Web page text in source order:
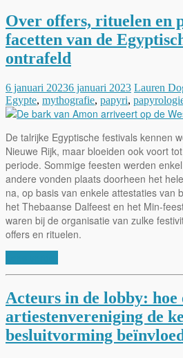
Over offers, rituelen en
facetten van de
ontrafeld
6 januari 20236 januari 2023 Lauren
Egypte, mythografie, papyri,
De talrijke Egyptische festivals kennen
Nieuwe Rijk, maar bloeiden ook voort
periode. Sommige feesten werden
andere vonden plaats doorheen het
na, op basis van enkele attestaties van
het Thebaanse Dalfeest en het Min-
waren bij de organisatie van zulke
offers en rituelen.
Acteurs in de lobby: hoe
artiestenvereniging de
besluitvorming